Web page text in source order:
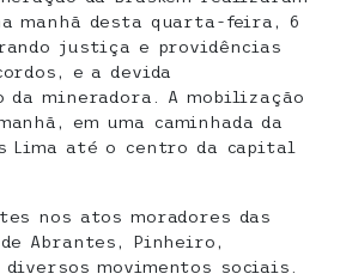
manhã desta quarta-feira, 6
justiça e providências
e a devida
da mineradora. A mobilização
em uma caminhada da
Lima até o centro da capital
nos atos moradores das
Abrantes, Pinheiro,
diversos movimentos sociais.